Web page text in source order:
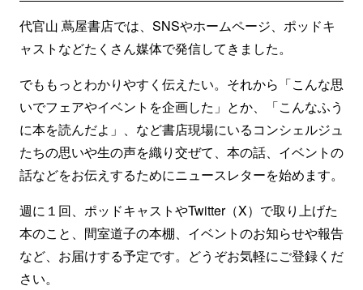
代官山 蔦屋書店では、SNSやホームページ、ポッドキ
ャストなどたくさん媒体で発信してきました。
でももっとわかりやすく伝えたい。それから「こんな思
いでフェアやイベントを企画した」とか、「こんなふう
に本を読んだよ」、など書店現場にいるコンシェルジュ
たちの思いや生の声を織り交ぜて、本の話、イベントの
話などをお伝えするためにニュースレターを始めます。
週に１回、ポッドキャストやTwitter（X）で取り上げた
本のこと、間室道子の本棚、イベントのお知らせや報告
など、お届けする予定です。どうぞお気軽にご登録くだ
さい。